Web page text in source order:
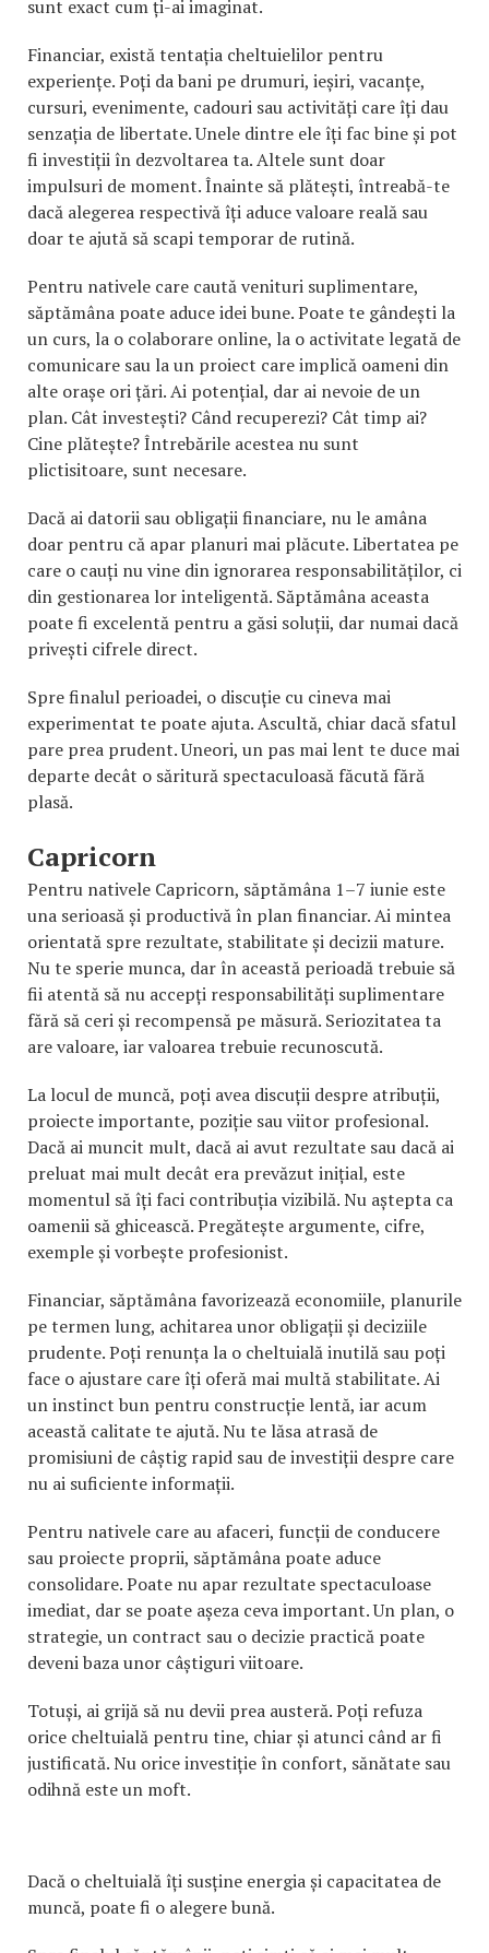
sunt exact cum ți-ai imaginat.
Financiar, există tentația cheltuielilor pentru
experiențe. Poți da bani pe drumuri, ieșiri, vacanțe,
cursuri, evenimente, cadouri sau activități care îți dau
senzația de libertate. Unele dintre ele îți fac bine și pot
fi investiții în dezvoltarea ta. Altele sunt doar
impulsuri de moment. Înainte să plătești, întreabă-te
dacă alegerea respectivă îți aduce valoare reală sau
doar te ajută să scapi temporar de rutină.
Pentru nativele care caută venituri suplimentare,
săptămâna poate aduce idei bune. Poate te gândești la
un curs, la o colaborare online, la o activitate legată de
comunicare sau la un proiect care implică oameni din
alte orașe ori țări. Ai potențial, dar ai nevoie de un
plan. Cât investești? Când recuperezi? Cât timp ai?
Cine plătește? Întrebările acestea nu sunt
plictisitoare, sunt necesare.
Dacă ai datorii sau obligații financiare, nu le amâna
doar pentru că apar planuri mai plăcute. Libertatea pe
care o cauți nu vine din ignorarea responsabilităților, ci
din gestionarea lor inteligentă. Săptămâna aceasta
poate fi excelentă pentru a găsi soluții, dar numai dacă
privești cifrele direct.
Spre finalul perioadei, o discuție cu cineva mai
experimentat te poate ajuta. Ascultă, chiar dacă sfatul
pare prea prudent. Uneori, un pas mai lent te duce mai
departe decât o săritură spectaculoasă făcută fără
plasă.
Capricorn
Pentru nativele Capricorn, săptămâna 1–7 iunie este
una serioasă și productivă în plan financiar. Ai mintea
orientată spre rezultate, stabilitate și decizii mature.
Nu te sperie munca, dar în această perioadă trebuie să
fii atentă să nu accepți responsabilități suplimentare
fără să ceri și recompensă pe măsură. Seriozitatea ta
are valoare, iar valoarea trebuie recunoscută.
La locul de muncă, poți avea discuții despre atribuții,
proiecte importante, poziție sau viitor profesional.
Dacă ai muncit mult, dacă ai avut rezultate sau dacă ai
preluat mai mult decât era prevăzut inițial, este
momentul să îți faci contribuția vizibilă. Nu aștepta ca
oamenii să ghicească. Pregătește argumente, cifre,
exemple și vorbește profesionist.
Financiar, săptămâna favorizează economiile, planurile
pe termen lung, achitarea unor obligații și deciziile
prudente. Poți renunța la o cheltuială inutilă sau poți
face o ajustare care îți oferă mai multă stabilitate. Ai
un instinct bun pentru construcție lentă, iar acum
această calitate te ajută. Nu te lăsa atrasă de
promisiuni de câștig rapid sau de investiții despre care
nu ai suficiente informații.
Pentru nativele care au afaceri, funcții de conducere
sau proiecte proprii, săptămâna poate aduce
consolidare. Poate nu apar rezultate spectaculoase
imediat, dar se poate așeza ceva important. Un plan, o
strategie, un contract sau o decizie practică poate
deveni baza unor câștiguri viitoare.
Totuși, ai grijă să nu devii prea austeră. Poți refuza
orice cheltuială pentru tine, chiar și atunci când ar fi
justificată. Nu orice investiție în confort, sănătate sau
odihnă este un moft.
Dacă o cheltuială îți susține energia și capacitatea de
muncă, poate fi o alegere bună.